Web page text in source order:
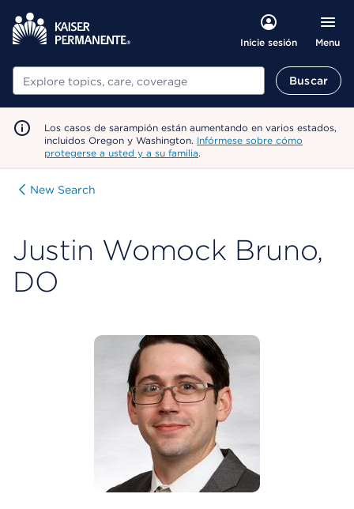
Inicie sesión Menu
Buscar Buscar
Los casos de sarampión están aumentando en varios estados,
incluidos Oregon y Washington. Infórmese sobre cómo
protegerse a usted y a su familia.
New Search
Justin Womock Bruno,
DO